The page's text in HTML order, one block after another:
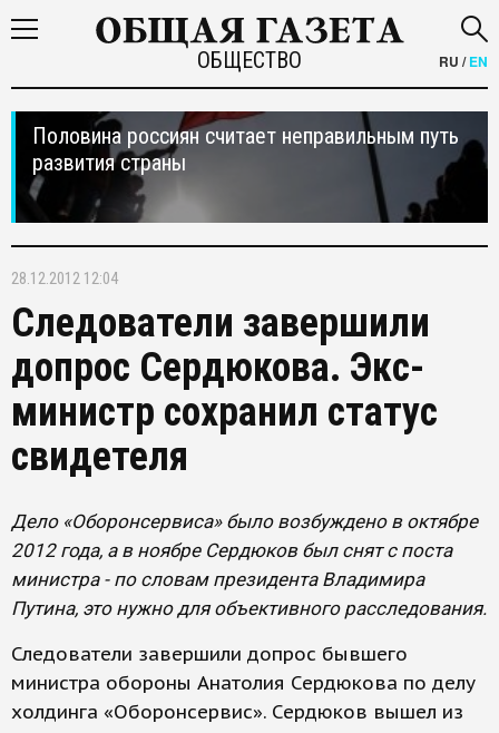
ОБЩЕСТВО RU /EN
Половина россиян считает неправильным путь
развития страны
28.12.2012 12:04
Следователи завершили
допрос Сердюкова. Экс-
министр сохранил статус
свидетеля
Дело «Оборонсервиса» было возбуждено в октябре
2012 года, а в ноябре Сердюков был снят с поста
министра - по словам президента Владимира
Путина, это нужно для объективного расследования.
Следователи завершили допрос бывшего
министра обороны Анатолия Сердюкова по делу
холдинга «Оборонсервис». Сердюков вышел из